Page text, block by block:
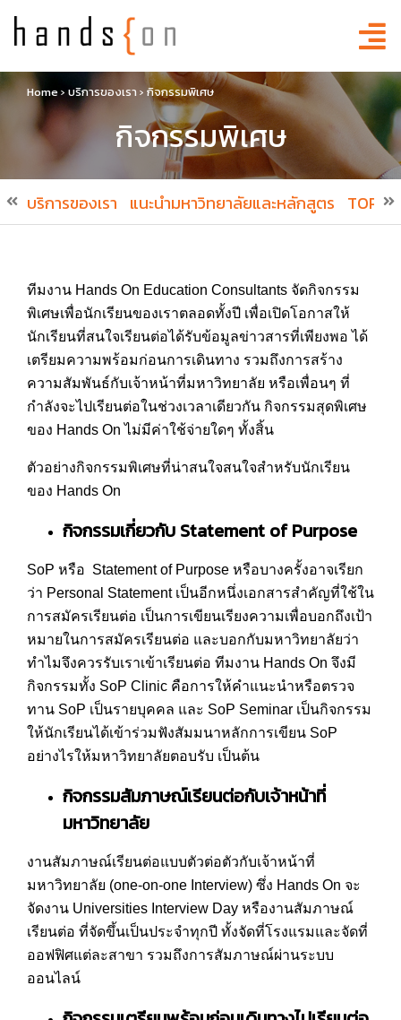
Home› บริการของเรา›กิจกรรมพิเศษ
กิจกรรมพิเศษ
บริการของเรา แนะนำมหาวิทยาลัยและหลักสูตร TOP
ทีมงาน Hands On Education Consultants จัดกิจกรรม
พิเศษเพื่อนักเรียนของเราตลอดทั้งปี เพื่อเปิดโอกาสให้
นักเรียนที่สนใจเรียนต่อได้รับข้อมูลข่าวสารที่เพียงพอ ได้
เตรียมความพร้อมก่อนการเดินทาง รวมถึงการสร้าง
ความสัมพันธ์กับเจ้าหน้าที่มหาวิทยาลัย หรือเพื่อนๆ ที่
กำลังจะไปเรียนต่อในช่วงเวลาเดียวกัน กิจกรรมสุดพิเศษ
ของ Hands On ไม่มีค่าใช้จ่ายใดๆ ทั้งสิ้น
ตัวอย่างกิจกรรมพิเศษที่น่าสนใจสนใจสำหรับนักเรียน
ของ Hands On
กิจกรรมเกี่ยวกับ Statement of Purpose
SoP หรือ Statement of Purpose หรือบางครั้งอาจเรียก
ว่า Personal Statement เป็นอีกหนึ่งเอกสารสำคัญที่ใช้ใน
การสมัครเรียนต่อ เป็นการเขียนเรียงความเพื่อบอกถึงเป้า
หมายในการสมัครเรียนต่อ และบอกกับมหาวิทยาลัยว่า
ทำไมจึงควรรับเราเข้าเรียนต่อ ทีมงาน Hands On จึงมี
กิจกรรมทั้ง SoP Clinic คือการให้คำแนะนำหรือตรวจ
ทาน SoP เป็นรายบุคคล และ SoP Seminar เป็นกิจกรรม
ให้นักเรียนได้เข้าร่วมฟังสัมมนาหลักการเขียน SoP
อย่างไรให้มหาวิทยาลัยตอบรับ เป็นต้น
กิจกรรมสัมภาษณ์เรียนต่อกับเจ้าหน้าที่
มหาวิทยาลัย
งานสัมภาษณ์เรียนต่อแบบตัวต่อตัวกับเจ้าหน้าที่
มหาวิทยาลัย (one-on-one Interview) ซึ่ง Hands On จะ
จัดงาน Universities Interview Day หรืองานสัมภาษณ์
เรียนต่อ ที่จัดขึ้นเป็นประจำทุกปี ทั้งจัดที่โรงแรมและจัดที่
ออฟฟิศแต่ละสาขา รวมถึงการสัมภาษณ์ผ่านระบบ
ออนไลน์